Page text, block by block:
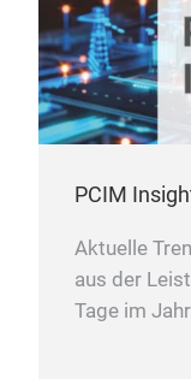
PCIM
Aktuelle
aus der
Tage im Jahr